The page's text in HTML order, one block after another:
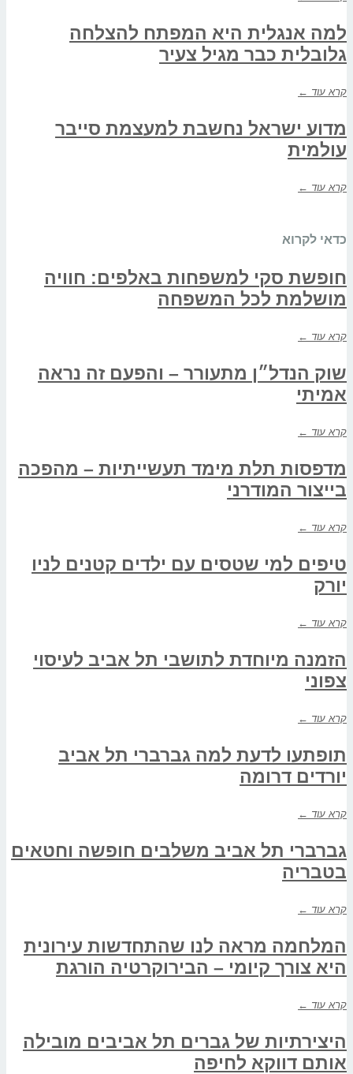
למה אנגלית היא המפתח להצלחה
גלובלית כבר מגיל צעיר
קרא עוד ←
מדוע ישראל נחשבת למעצמת סייבר
עולמית
קרא עוד ←
כדאי לקרוא
חופשת סקי למשפחות באלפים: חוויה
מושלמת לכל המשפחה
קרא עוד ←
שוק הנדל״ן מתעורר – והפעם זה נראה
אמיתי
קרא עוד ←
מדפסות תלת מימד תעשייתיות – מהפכה
בייצור המודרני
קרא עוד ←
טיפים למי שטסים עם ילדים קטנים לניו
יורק
קרא עוד ←
הזמנה מיוחדת לתושבי תל אביב לעיסוי
צפוני
קרא עוד ←
תופתעו לדעת למה גברברי תל אביב
יורדים דרומה
קרא עוד ←
גברברי תל אביב משלבים חופשה וחטאים
בטבריה
קרא עוד ←
המלחמה מראה לנו שהתחדשות עירונית
היא צורך קיומי – הבירוקרטיה הורגת
קרא עוד ←
היצירתיות של גברים תל אביבים מובילה
אותם דווקא לחיפה